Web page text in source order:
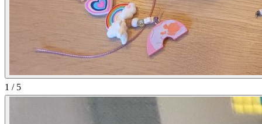
1 / 5